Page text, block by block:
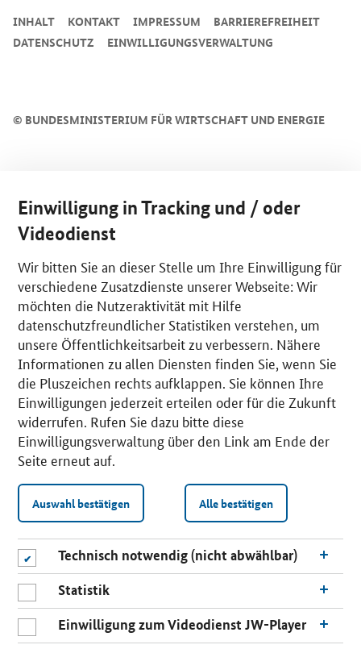
© BUNDESMINISTERIUM FÜR WIRTSCHAFT UND ENERGIE
INHALT KONTAKT IMPRESSUM
BARRIEREFREIHEIT
DATENSCHUTZ
EINWILLIGUNGSVERWALTUNG
Einwilligung in Tracking und / oder
Videodienst
Wir bitten Sie an dieser Stelle um Ihre Einwilligung für
verschiedene Zusatzdienste unserer Webseite: Wir
möchten die Nutzeraktivität mit Hilfe
datenschutzfreundlicher Statistiken verstehen, um
unsere Öffentlichkeitsarbeit zu verbessern. Nähere
Informationen zu allen Diensten finden Sie, wenn Sie
die Pluszeichen rechts aufklappen. Sie können Ihre
Einwilligungen jederzeit erteilen oder für die Zukunft
widerrufen. Rufen Sie dazu bitte diese
Einwilligungsverwaltung über den Link am Ende der
Seite erneut auf.
Auswahl bestätigen Alle bestätigen
Technisch notwendig (nicht abwählbar)
Statistik
Einwilligung zum Videodienst JW-Player